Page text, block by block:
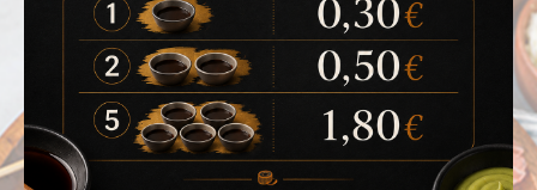
VOTRE COMPTE
NOTRE RESTAURANT
VOS AVIS